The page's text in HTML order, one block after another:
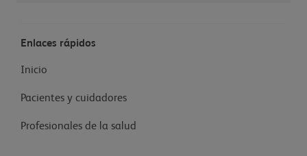
Enlaces rápidos
Inicio
Pacientes y cuidadores
Profesionales de la salud